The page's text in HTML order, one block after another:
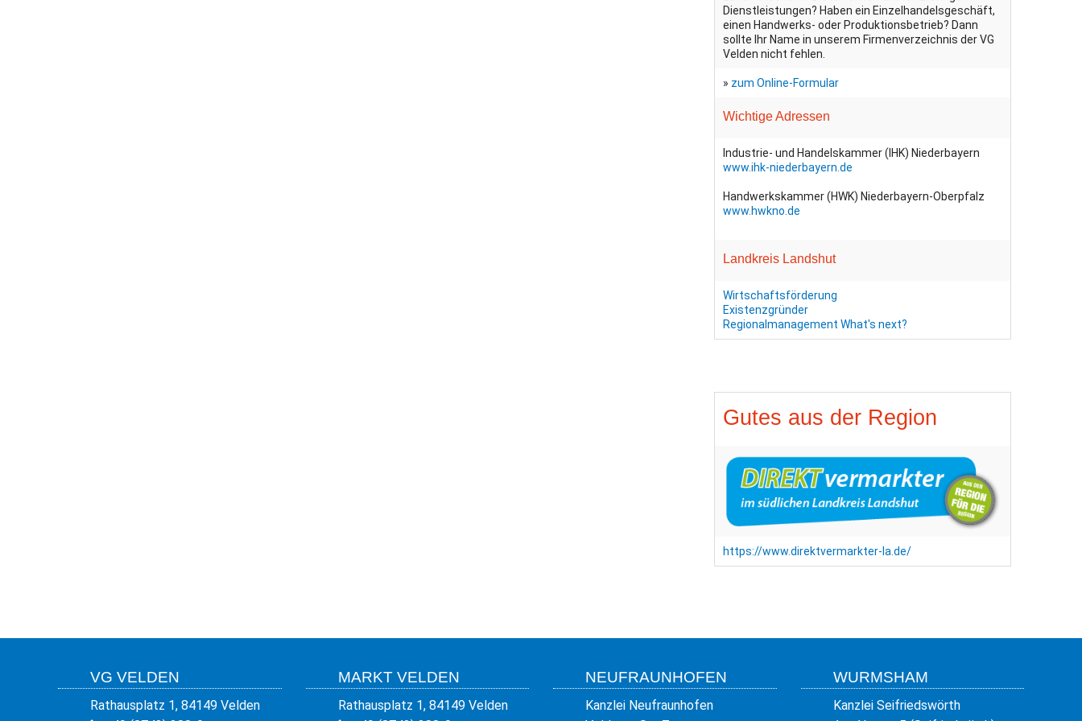
Dienstleistungen? Haben ein Einzelhandelsgeschäft,
einen Handwerks- oder Produktionsbetrieb? Dann
sollte Ihr Name in unserem Firmenverzeichnis der VG
Velden nicht fehlen.
» zum Online-Formular
Wichtige Adressen
Industrie- und Handelskammer (IHK) Niederbayern
www.ihk-niederbayern.de
Handwerkskammer (HWK) Niederbayern-Oberpfalz
www.hwkno.de
Landkreis Landshut
Wirtschaftsförderung
Existenzgründer
RegionalmanagementWhat's next?
Gutes aus der Region
https://www.direktvermarkter-la.de/
VG VELDEN
Rathausplatz 1, 84149 Velden
MARKT VELDEN
Rathausplatz 1, 84149 Velden
NEUFRAUNHOFEN
Kanzlei Neufraunhofen
WURMSHAM
Kanzlei Seifriedswörth